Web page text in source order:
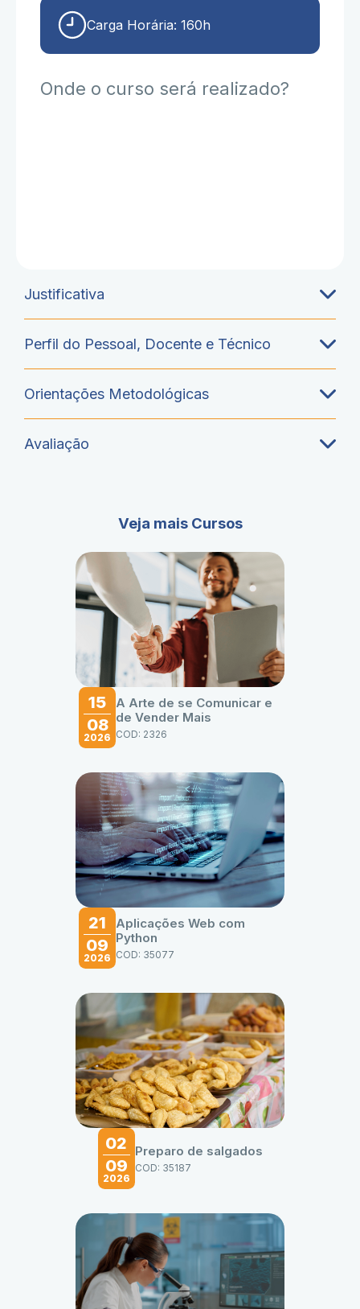
Carga Horária: 160h
Onde o curso será realizado?
Justificativa
Perfil do Pessoal, Docente e Técnico
Orientações Metodológicas
Avaliação
Veja mais Cursos
15
08
2026
A Arte de se Comunicar e
de Vender Mais
COD: 2326
21
09
2026
Aplicações Web com
Python
COD: 35077
02
09
2026
Preparo de salgados
COD: 35187